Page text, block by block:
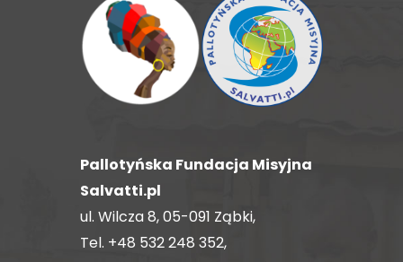
Pallotyńska Fundacja Misyjna
Salvatti.pl
ul. Wilcza 8, 05-091 Ząbki,
Tel. +48 532 248 352,